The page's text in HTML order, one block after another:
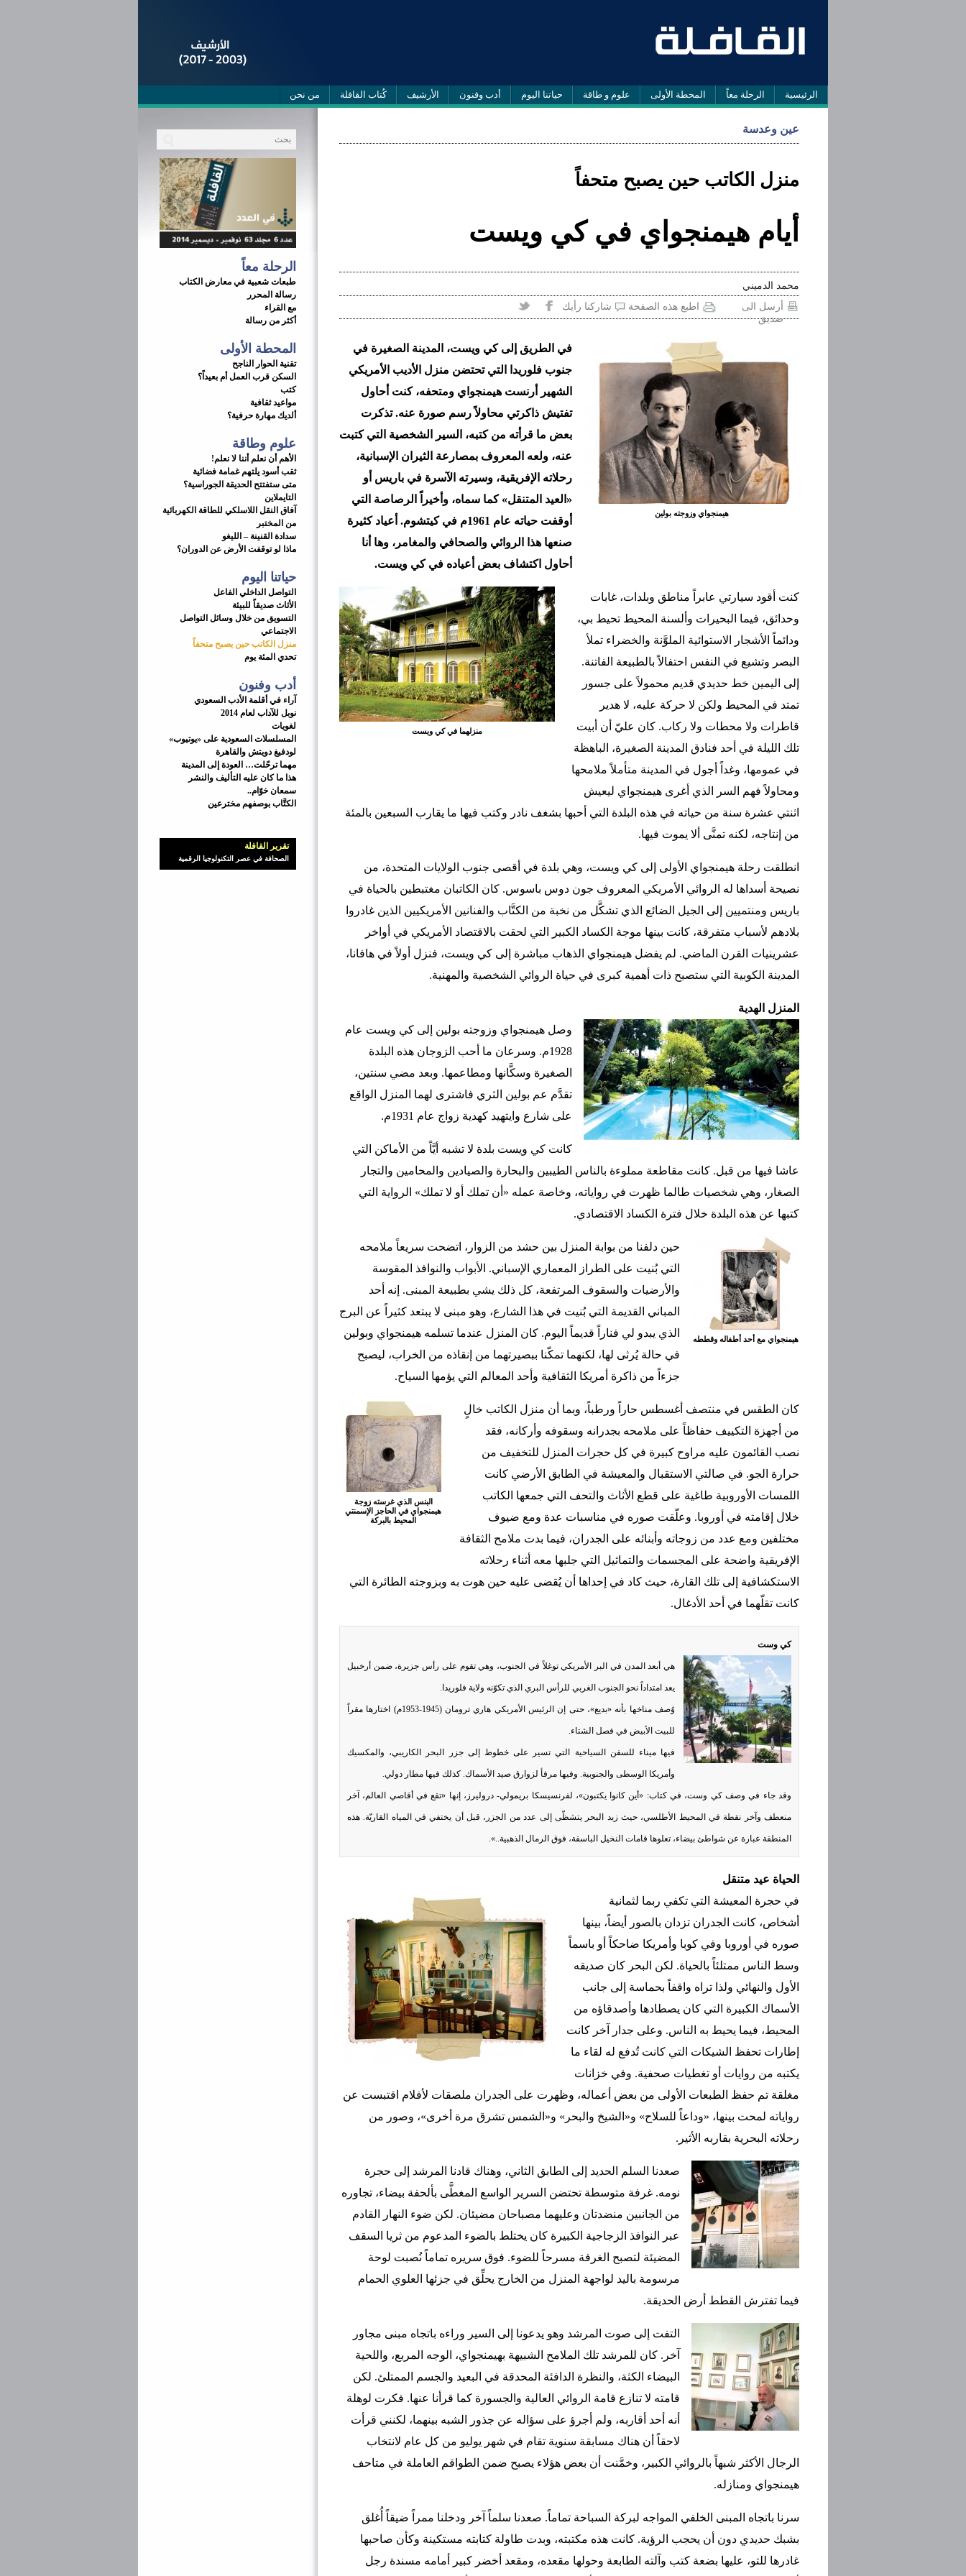
الرئيسية الرحلة معاً المحطة الأولى علوم و طاقة حياتنا اليوم أدب وفنون الأرشيف كُتاب القافلة من نحن
الرحلة معاً
طبعات شعبية في معارض الكتاب
رسالة المحرر
مع القراء
أكثر من رسالة
المحطة الأولى
تقنية الحوار الناجح
السكن قرب العمل أم بعيداً؟
كتب
مواعيد ثقافية
ألديك مهارة حرفية؟
علوم وطاقة
الأهم أن نعلم أننا لا نعلم!
ثقب أسود يلتهم غمامة فضائية
متى ستفتتح الحديقة الجوراسية؟
التايملاين
آفاق النقل اللاسلكي للطاقة الكهربائية
من المختبر
سدادة القنينة – الليغو
ماذا لو توقفت الأرض عن الدوران؟
حياتنا اليوم
التواصل الداخلي الفاعل
الأثاث صديقاً للبيئة
التسويق من خلال وسائل التواصل
الاجتماعي
منزل الكاتب حين يصبح متحفاً
تحدي المئة يوم
أدب وفنون
آراء في أقلمة الأدب السعودي
نوبل للآداب لعام 2014
لغويات
المسلسلات السعودية على «يوتيوب»
لودفيغ دويتش والقاهرة
مهما ترحّلت… العودة إلى المدينة
هذا ما كان عليه التأليف والنشر
سمعان خوّام..
الكتَّاب بوصفهم مخترعين
تقرير القافلة
الصحافة في عصر التكنولوجيا الرقمية
عين وعدسة
منزل الكاتب حين يصبح متحفاً
أيام هيمنجواي في كي ويست
محمد الدميني
أرسل الى
صديق
اطبع هذه الصفحة شاركنا رأيك
هيمنجواي وزوجته بولين
في الطريق إلى كي ويست، المدينة الصغيرة في
جنوب فلوريدا التي تحتضن منزل الأديب الأمريكي
الشهير أرنست هيمنجواي ومتحفه، كنت أحاول
تفتيش ذاكرتي محاولاً رسم صورة عنه. تذكرت
بعض ما قرأته من كتبه، السير الشخصية التي كتبت
عنه، ولعه المعروف بمصارعة الثيران الإسبانية،
رحلاته الإفريقية، وسيرته الآسرة في باريس أو
«العيد المتنقل» كما سماه، وأخيراً الرصاصة التي
أوقفت حياته عام 1961م في كيتشوم. أعياد كثيرة
صنعها هذا الروائي والصحافي والمغامر، وها أنا
أحاول اكتشاف بعض أعياده في كي ويست.
منزلهما في كي ويست
كنت أقود سيارتي عابراً مناطق وبلدات، غابات
وحدائق، فيما البحيرات وألسنة المحيط تحيط بي،
ودائماً الأشجار الاستوائية الملوَّنة والخضراء تملأ
البصر وتشيع في النفس احتفالاً بالطبيعة الفاتنة.
إلى اليمين خط حديدي قديم محمولاً على جسور
تمتد في المحيط ولكن لا حركة عليه، لا هدير
قاطرات ولا محطات ولا ركاب. كان عليّ أن أبيت
تلك الليلة في أحد فنادق المدينة الصغيرة، الباهظة
في عمومها، وغداً أجول في المدينة متأملاً ملامحها
ومحاولاً فهم السر الذي أغرى هيمنجواي ليعيش
اثنتي عشرة سنة من حياته في هذه البلدة التي أحبها بشغف نادر وكتب فيها ما يقارب السبعين بالمئة
من إنتاجه، لكنه تمنَّى ألا يموت فيها.
انطلقت رحلة هيمنجواي الأولى إلى كي ويست، وهي بلدة في أقصى جنوب الولايات المتحدة، من
نصيحة أسداها له الروائي الأمريكي المعروف جون دوس باسوس. كان الكاتبان مغتبطين بالحياة في
باريس ومنتميين إلى الجيل الضائع الذي تشكَّل من نخبة من الكتَّاب والفنانين الأمريكيين الذين غادروا
بلادهم لأسباب متفرقة، كانت بينها موجة الكساد الكبير التي لحقت بالاقتصاد الأمريكي في أواخر
عشرينيات القرن الماضي. لم يفضل هيمنجواي الذهاب مباشرة إلى كي ويست، فنزل أولاً في هافانا،
المدينة الكوبية التي ستصبح ذات أهمية كبرى في حياة الروائي الشخصية والمهنية.
المنزل الهدية
وصل هيمنجواي وزوجته بولين إلى كي ويست عام
1928م. وسرعان ما أحب الزوجان هذه البلدة
الصغيرة وسكَّانها ومطاعمها. وبعد مضي سنتين،
تقدَّم عم بولين الثري فاشترى لهما المنزل الواقع
على شارع وايتهيد كهدية زواج عام 1931م.
كانت كي ويست بلدة لا تشبه أيَّاً من الأماكن التي
عاشا فيها من قبل. كانت مقاطعة مملوءة بالناس الطيبين والبحارة والصيادين والمحامين والتجار
الصغار، وهي شخصيات طالما ظهرت في رواياته، وخاصة عمله «أن تملك أو لا تملك» الرواية التي
كتبها عن هذه البلدة خلال فترة الكساد الاقتصادي.
هيمنجواي مع أحد أطفاله وقططه
حين دلفنا من بوابة المنزل بين حشد من الزوار، اتضحت سريعاً ملامحه
التي بُنيت على الطراز المعماري الإسباني. الأبواب والنوافذ المقوسة
والأرضيات والسقوف المرتفعة، كل ذلك يشي بطبيعة المبنى. إنه أحد
المباني القديمة التي بُنيت في هذا الشارع، وهو مبنى لا يبتعد كثيراً عن البرج
الذي يبدو لي فناراً قديماً اليوم. كان المنزل عندما تسلمه هيمنجواي وبولين
في حالة يُرثى لها، لكنهما تمكّنا ببصيرتهما من إنقاذه من الخراب، ليصبح
جزءاً من ذاكرة أمريكا الثقافية وأحد المعالم التي يؤمها السياح.
البنس الذي غرسته زوجة
هيمنجواي في الحاجز الإسمنتي
المحيط بالبركة
كان الطقس في منتصف أغسطس حاراً ورطباً، وبما أن منزل الكاتب خالٍ
من أجهزة التكييف حفاظاً على ملامحه بجدرانه وسقوفه وأركانه، فقد
نصب القائمون عليه مراوح كبيرة في كل حجرات المنزل للتخفيف من
حرارة الجو. في صالتي الاستقبال والمعيشة في الطابق الأرضي كانت
اللمسات الأوروبية طاغية على قطع الأثاث والتحف التي جمعها الكاتب
خلال إقامته في أوروبا. وعلّقت صوره في مناسبات عدة ومع ضيوف
مختلفين ومع عدد من زوجاته وأبنائه على الجدران، فيما بدت ملامح الثقافة
الإفريقية واضحة على المجسمات والتماثيل التي جلبها معه أثناء رحلاته
الاستكشافية إلى تلك القارة، حيث كاد في إحداها أن يُقضى عليه حين هوت به وبزوجته الطائرة التي
كانت تقلّهما في أحد الأدغال.
كي وست
هي أبعد المدن في البر الأمريكي توغلاً في الجنوب، وهي تقوم على رأس جزيرة، ضمن أرخبيل
يعد امتداداً نحو الجنوب الغربي للرأس البري الذي تكوّنه ولاية فلوريدا.
وُصف مناخها بأنه «بديع»، حتى إن الرئيس الأمريكي هاري ترومان (1945-1953م) اختارها مقراً
للبيت الأبيض في فصل الشتاء.
فيها ميناء للسفن السياحية التي تسير على خطوط إلى جزر البحر الكاريبي، والمكسيك
وأمريكا الوسطى والجنوبية. وفيها مرفأ لزوارق صيد الأسماك. كذلك فيها مطار دولي.
وقد جاء في وصف كي وست، في كتاب: «أين كانوا يكتبون»، لفرنسيسكا بريمولي- دروليرز، إنها «تقع في أقاصي العالم، آخر
منعطف وآخر نقطة في المحيط الأطلسي، حيث زبد البحر يتشظّى إلى عدد من الجزر، قبل أن يختفي في المياه القاريّة. هذه
المنطقة عبارة عن شواطئ بيضاء، تعلوها قامات النخيل الباسقة، فوق الرمال الذهبية..».
الحياة عيد متنقل
في حجرة المعيشة التي تكفي ربما لثمانية
أشخاص، كانت الجدران تزدان بالصور أيضاً، بينها
صوره في أوروبا وفي كوبا وأمريكا ضاحكاً أو باسماً
وسط الناس ممتلئاً بالحياة. لكن البحر كان صديقه
الأول والنهائي ولذا تراه واقفاً بحماسة إلى جانب
الأسماك الكبيرة التي كان يصطادها وأصدقاؤه من
المحيط، فيما يحيط به الناس. وعلى جدار آخر كانت
إطارات تحفظ الشيكات التي كانت تُدفع له لقاء ما
يكتبه من روايات أو تغطيات صحفية. وفي خزانات
مغلقة تم حفظ الطبعات الأولى من بعض أعماله، وظهرت على الجدران ملصقات لأفلام اقتبست عن
رواياته لمحت بينها، «وداعاً للسلاح» و«الشيخ والبحر» و«الشمس تشرق مرة أخرى»، وصور من
رحلاته البحرية بقاربه الأثير.
صعدنا السلم الحديد إلى الطابق الثاني، وهناك قادنا المرشد إلى حجرة
نومه. غرفة متوسطة تحتضن السرير الواسع المغطَّى بألحفة بيضاء، تجاوره
من الجانبين منضدتان وعليهما مصباحان مضيئان. لكن ضوء النهار القادم
عبر النوافذ الزجاجية الكبيرة كان يختلط بالضوء المدعوم من ثريا السقف
المضيئة لتصبح الغرفة مسرحاً للضوء. فوق سريره تماماً نُصبت لوحة
مرسومة باليد لواجهة المنزل من الخارج يحلِّق في جزئها العلوي الحمام
فيما تفترش القطط أرض الحديقة.
التفت إلى صوت المرشد وهو يدعونا إلى السير وراءه باتجاه مبنى مجاور
آخر. كان للمرشد تلك الملامح الشبيهة بهيمنجواي، الوجه المربع، واللحية
البيضاء الكثة، والنظرة الدافئة المحدقة في البعيد والجسم الممتلئ. لكن
قامته لا تنازع قامة الروائي العالية والجسورة كما قرأنا عنها. فكرت لوهلة
أنه أحد أقاربه، ولم أجرؤ على سؤاله عن جذور الشبه بينهما، لكنني قرأت
لاحقاً أن هناك مسابقة سنوية تقام في شهر يوليو من كل عام لانتخاب
الرجال الأكثر شبهاً بالروائي الكبير، وخمَّنت أن بعض هؤلاء يصبح ضمن الطواقم العاملة في متاحف
هيمنجواي ومنازله.
سرنا باتجاه المبنى الخلفي المواجه لبركة السباحة تماماً. صعدنا سلماً آخر ودخلنا ممراً ضيقاً أُغلق
بشبك حديدي دون أن يحجب الرؤية. كانت هذه مكتبته، وبدت طاولة كتابته مستكينة وكأن صاحبها
غادرها للتو، عليها بضعة كتب وآلته الطابعة وحولها مقعده، ومقعد أخضر كبير أمامه مسندة رجل